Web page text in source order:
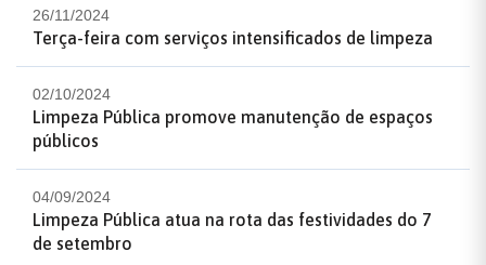
26/11/2024
Terça-feira com serviços intensificados de limpeza
02/10/2024
Limpeza Pública promove manutenção de espaços
públicos
04/09/2024
Limpeza Pública atua na rota das festividades do 7
de setembro